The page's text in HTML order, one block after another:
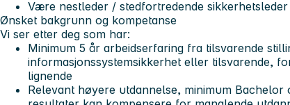
Være nestleder / stedfortredende sikkerhetsleder
Ønsket bakgrunn og kompetanse
Vi ser etter deg som har:
Minimum 5 år arbeidserfaring fra tilsvarende
informasjonssystemsikkerhet eller tilsvarende,
lignende
Relevant høyere utdannelse, minimum Bachelor